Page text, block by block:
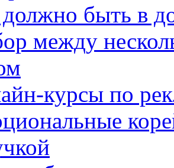
быть в
между
курсы по